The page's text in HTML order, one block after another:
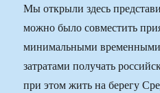
Мы открыли здесь
можно было совместить
минимальными
затратами получать
при этом жить на берегу